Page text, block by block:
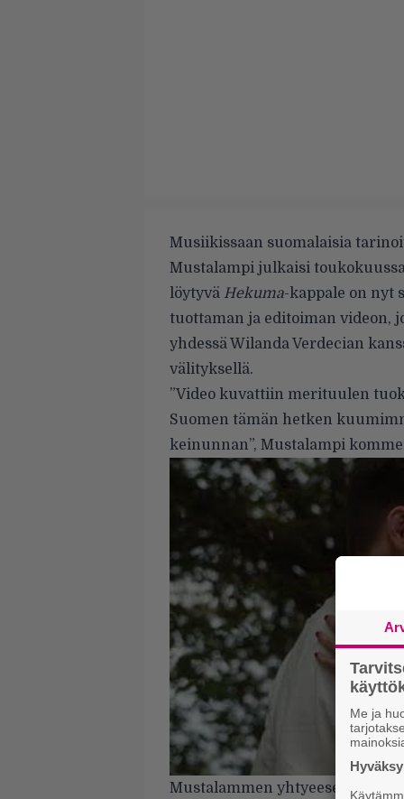
Musiikissaan suomalaisia
Mustalampi julkaisi
löytyvä Hekuma-kappale on nyt
tuottaman ja editoiman videon,
yhdessä Wilanda Verdecian
välityksellä.
”Video kuvattiin merituulen
Suomen tämän hetken
keinunnan”, Mustalampi
Mustalammen yhtyeeseen
Me ja